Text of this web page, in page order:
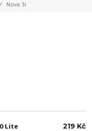
Nova 3i
Lite
219 Kč